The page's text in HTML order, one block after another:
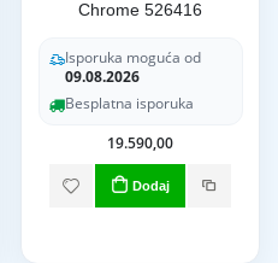
Chrome 526416
Isporuka moguća od
09.08.2026
Besplatna isporuka
19.590,00
Dodaj